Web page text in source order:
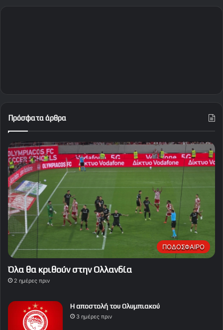
Πρόσφατα άρθρα
ΠΟΔΟΣΦΑΙΡΟ
Όλα θα κριθούν στην Ολλανδία
2 ημέρες πριν
Η αποστολή του Ολυμπιακού
3 ημέρες πριν